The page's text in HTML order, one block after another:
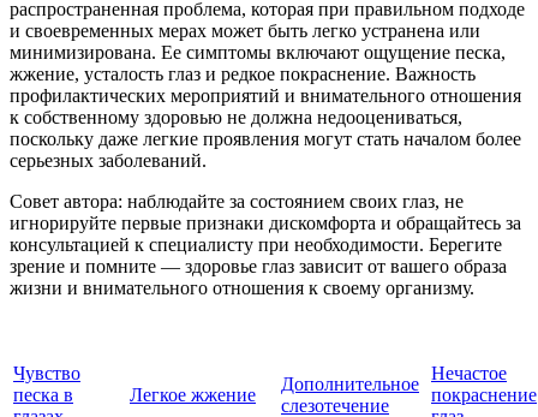
распространенная проблема, которая при правильном подходе
и своевременных мерах может быть легко устранена или
минимизирована. Ее симптомы включают ощущение песка,
жжение, усталость глаз и редкое покраснение. Важность
профилактических мероприятий и внимательного отношения
к собственному здоровью не должна недооцениваться,
поскольку даже легкие проявления могут стать началом более
серьезных заболеваний.
Совет автора: наблюдайте за состоянием своих глаз, не
игнорируйте первые признаки дискомфорта и обращайтесь за
консультацией к специалисту при необходимости. Берегите
зрение и помните — здоровье глаз зависит от вашего образа
жизни и внимательного отношения к своему организму.
Чувство
песка в
Легкое жжение
Дополнительное
слезотечение
Нечастое
покраснение